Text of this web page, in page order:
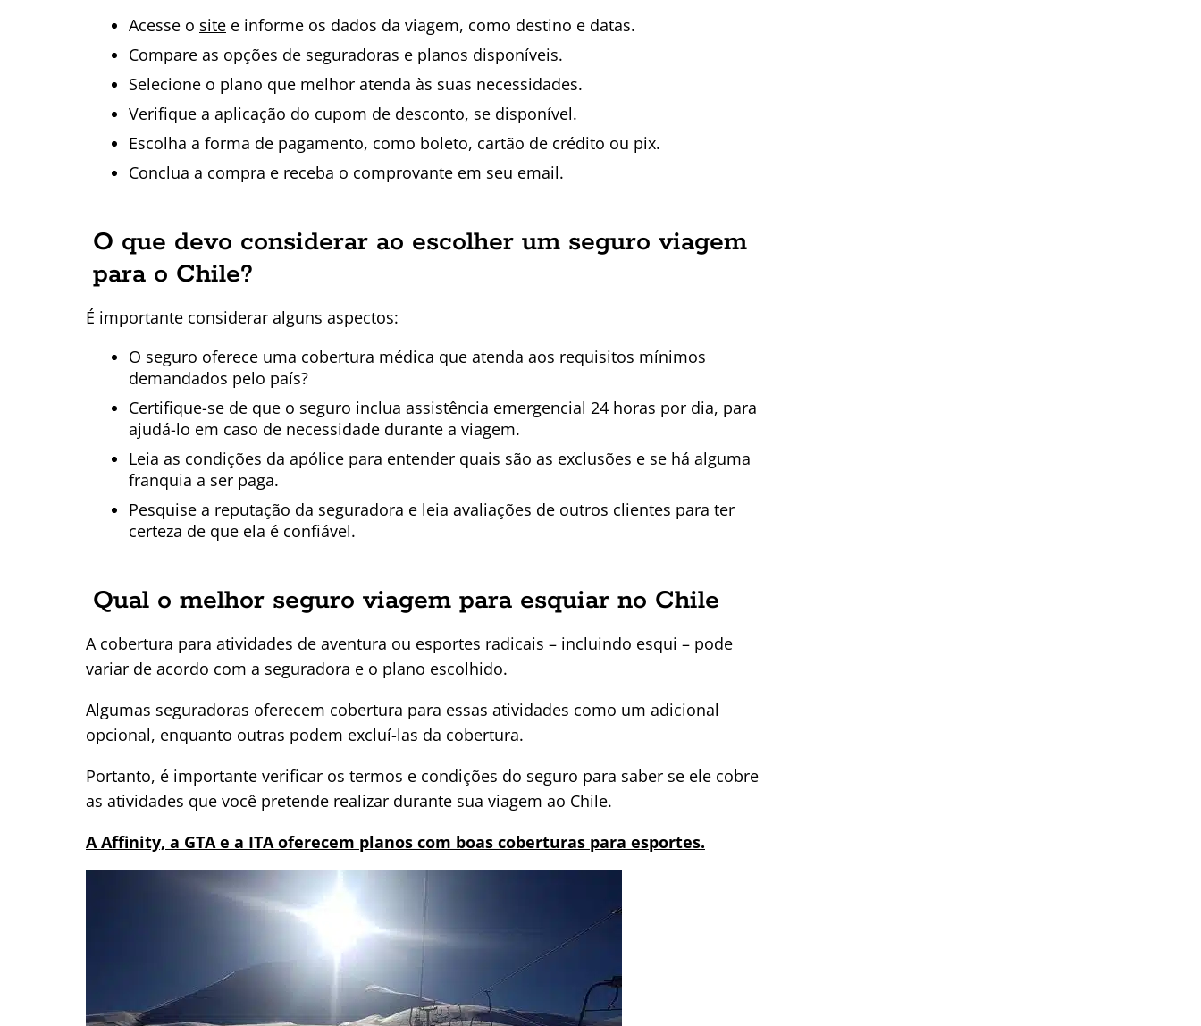
Acesse o site e informe os dados da viagem, como destino e datas.
Compare as opções de seguradoras e planos disponíveis.
Selecione o plano que melhor atenda às suas necessidades.
Verifique a aplicação do cupom de desconto, se disponível.
Escolha a forma de pagamento, como boleto, cartão de crédito ou pix.
Conclua a compra e receba o comprovante em seu email.
O que devo considerar ao escolher um seguro viagem
para o Chile?
É importante considerar alguns aspectos:
O seguro oferece uma cobertura médica que atenda aos requisitos mínimos
demandados pelo país?
Certifique-se de que o seguro inclua assistência emergencial 24 horas por dia, para
ajudá-lo em caso de necessidade durante a viagem.
Leia as condições da apólice para entender quais são as exclusões e se há alguma
franquia a ser paga.
Pesquise a reputação da seguradora e leia avaliações de outros clientes para ter
certeza de que ela é confiável.
Qual o melhor seguro viagem para esquiar no Chile
A cobertura para atividades de aventura ou esportes radicais – incluindo esqui – pode
variar de acordo com a seguradora e o plano escolhido.
Algumas seguradoras oferecem cobertura para essas atividades como um adicional
opcional, enquanto outras podem excluí-las da cobertura.
Portanto, é importante verificar os termos e condições do seguro para saber se ele cobre
as atividades que você pretende realizar durante sua viagem ao Chile.
A Affinity, a GTA e a ITA oferecem planos com boas coberturas para esportes.